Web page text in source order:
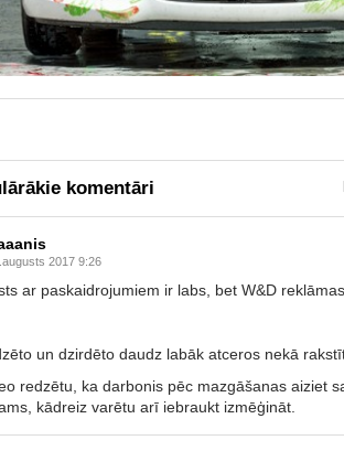
komentāri
2017 9:26
ar paskaidrojumiem ir labs, bet W&D
un dzirdēto daudz labāk atceros nekā
redzētu, ka darbonis pēc mazgāšanas aiziet
kādreiz varētu arī iebraukt izmēģināt.